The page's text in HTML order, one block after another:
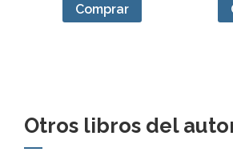
Comprar
Otros libros del